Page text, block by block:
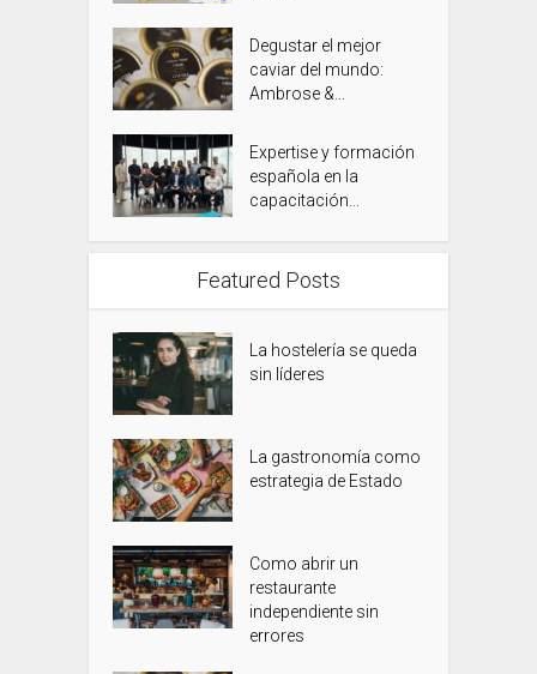
Degustar el mejor
caviar del mundo:
Ambrose &...
Expertise y formación
española en la
capacitación...
Featured Posts
La hostelería se queda
sin líderes
La gastronomía como
estrategia de Estado
Como abrir un
restaurante
independiente sin
errores